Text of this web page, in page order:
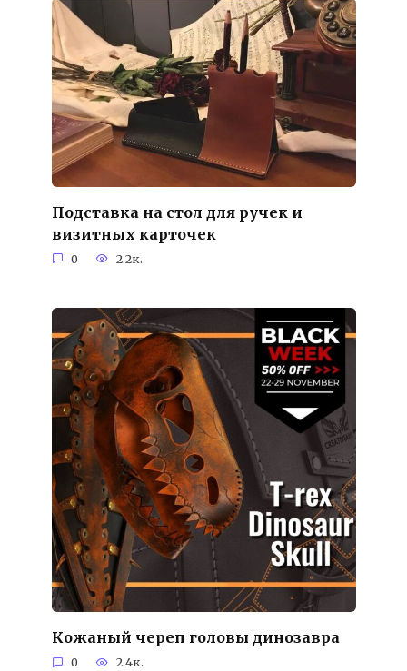
Подставка на стол для ручек и
визитных карточек
0 2.2к.
Кожаный череп головы динозавра
0 2.4к.